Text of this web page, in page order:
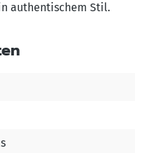
authentischem Stil.